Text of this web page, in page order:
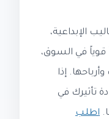
الإبداعية،
في السوق،
إذا
تأثيرك في
اطلب